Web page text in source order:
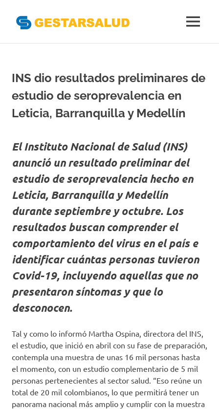
del
Aseguramiento
de
la
MENÚ
INS dio resultados preliminares de
estudio de seroprevalencia en
Leticia, Barranquilla y Medellín
El Instituto Nacional de Salud (INS)
anunció un resultado preliminar del
estudio de seroprevalencia hecho en
Leticia, Barranquilla y Medellín
durante septiembre y octubre. Los
resultados buscan comprender el
comportamiento del virus en el país e
identificar cuántas personas tuvieron
Covid-19, incluyendo aquellas que no
presentaron síntomas y que lo
desconocen.
Tal y como lo informó Martha Ospina, directora del INS,
el estudio, que inició en abril con su fase de preparación,
contempla una muestra de unas 16 mil personas hasta
el momento, con un estudio complementario de 5 mil
personas pertenecientes al sector salud. “Eso reúne un
total de 20 mil colombianos, lo que permitirá tener un
panorama nacional más amplio y cumplir con la muestra